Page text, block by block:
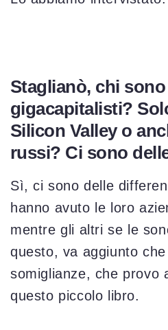
Staglianò, chi
gigacapitalisti?
Silicon Valley o
russi? Ci sono
Sì, ci sono delle
hanno avuto le loro
mentre gli altri se le
questo, va aggiunto
somiglianze, che provo
questo piccolo libro.